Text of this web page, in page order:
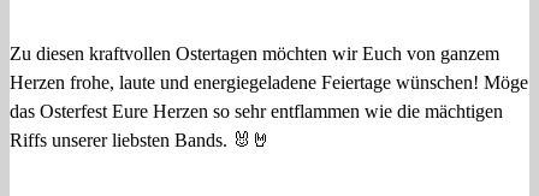
Zu diesen kraftvollen Ostertagen möchten wir Euch von ganzem
Herzen frohe, laute und energiegeladene Feiertage wünschen! Möge
das Osterfest Eure Herzen so sehr entflammen wie die mächtigen
Riffs unserer liebsten Bands. 🐰🤘